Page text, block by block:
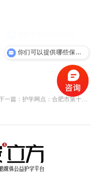
下一篇：护学网点：合肥市第十中学
你们可以提供哪些保安服务？